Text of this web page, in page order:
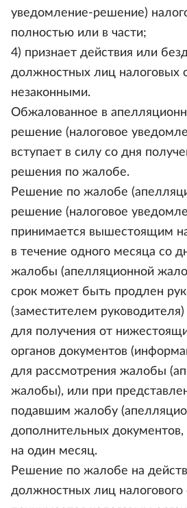
уведомление-решение)
полностью или в части;
4) признает действия или
должностных лиц налоговых
незаконными.
Обжалованное в
решение (налоговое
вступает в силу со дня
решения по жалобе.
Решение по жалобе
решение (налоговое
принимается вышестоящим
в течение одного месяца со
жалобы (апелляционной
срок может быть продлен
(заместителем руководителя)
для получения от
органов документов
для рассмотрения жалобы
жалобы), или при
подавшим жалобу
дополнительных
на один месяц.
Решение по жалобе на
должностных лиц налогового